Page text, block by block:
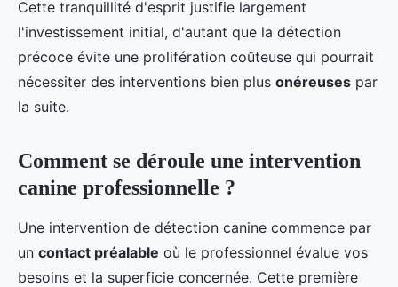
Cette tranquillité d'esprit justifie largement
l'investissement initial, d'autant que la détection
précoce évite une prolifération coûteuse qui pourrait
nécessiter des interventions bien plus onéreuses par
la suite.
Comment se déroule une intervention
canine professionnelle ?
Une intervention de détection canine commence par
un contact préalable où le professionnel évalue vos
besoins et la superficie concernée. Cette première